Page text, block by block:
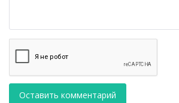
Оставить комментарий